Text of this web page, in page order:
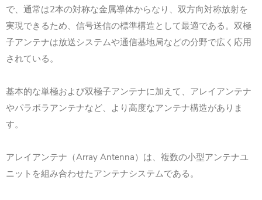
で、通常は2本の対称な金属導体からなり、双方向対称放射を
実現できるため、信号送信の標準構造として最適である。双極
子アンテナは放送システムや通信基地局などの分野で広く応用
されている。
基本的な単極および双極子アンテナに加えて、アレイアンテナ
やパラボラアンテナなど、より高度なアンテナ構造がありま
す。
アレイアンテナ（Array Antenna）は、複数の小型アンテナユ
ニットを組み合わせたアンテナシステムである。